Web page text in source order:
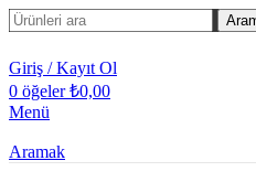
Giriş / Kayıt Ol
0 öğeler ₺0,00
Menü
Aramak